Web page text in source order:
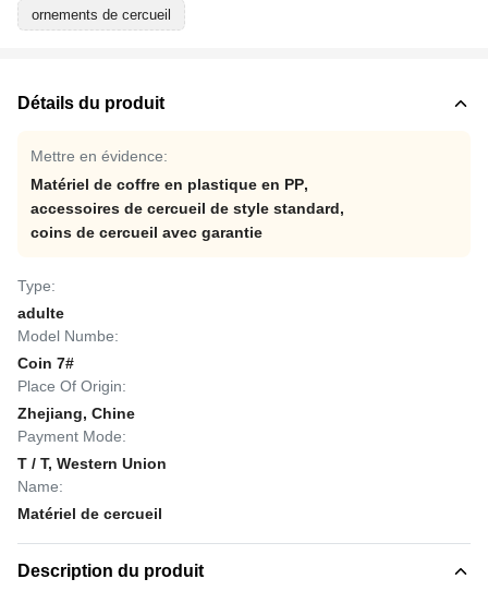
ornements de cercueil
Détails du produit
Mettre en évidence:
Matériel de coffre en plastique en PP,
accessoires de cercueil de style standard,
coins de cercueil avec garantie
Type:
adulte
Model Numbe:
Coin 7#
Place Of Origin:
Zhejiang, Chine
Payment Mode:
T / T, Western Union
Name:
Matériel de cercueil
Description du produit